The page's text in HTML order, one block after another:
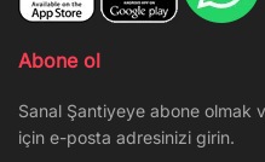
Abone ol
Sanal Şantiyeye abone olmak
için e-posta adresinizi girin.